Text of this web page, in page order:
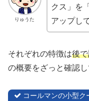
りゅうた
クス」を「
アップし
それぞれの特徴は後
の概要をざっと確認し
コールマンの小型